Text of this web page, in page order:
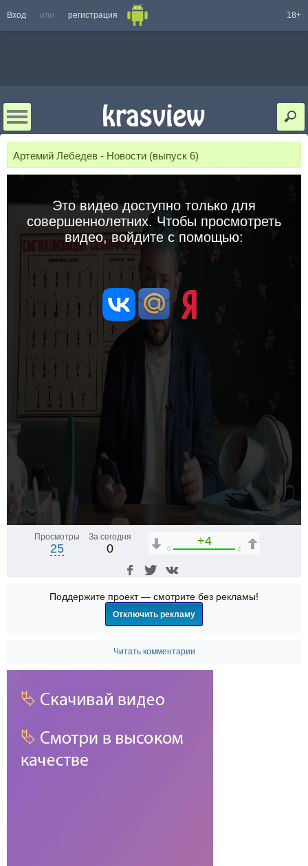
Вход или регистрация 18+
Артемий Лебедев - Новости (выпуск 6)
Это видео доступно только для
совершеннолетних. Чтобы просмотреть
видео, войдите с помощью:
Просмотры
25
За сегодня
0
+4
0 4
Поддержите проект — смотрите без рекламы!
Отключить рекламу
Читать комментарии